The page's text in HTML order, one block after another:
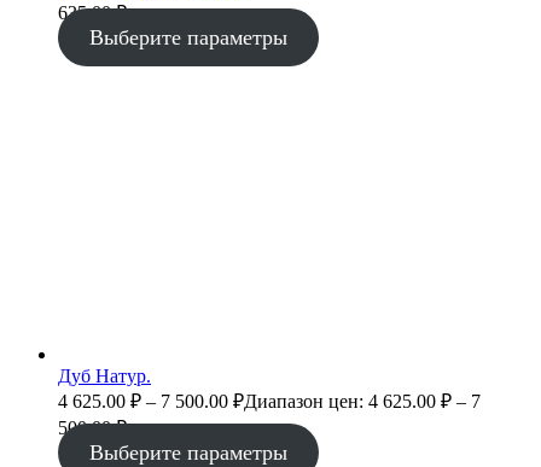
635.00₽
Выберите параметры
Дуб Натур.
4 625.00 ₽ – 7 500.00 ₽Диапазон цен: 4 625.00 ₽ – 7
500.00 ₽
Выберите параметры